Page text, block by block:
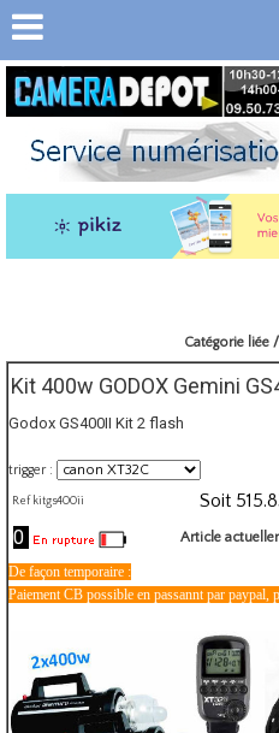
Catégorie liée /
Kit 400w GODOX Gemini
Godox GS400II Kit 2 flash
trigger :
Ref kitgs400ii Soit
0 Article
De façon temporaire :
Paiement CB possible en passannt par